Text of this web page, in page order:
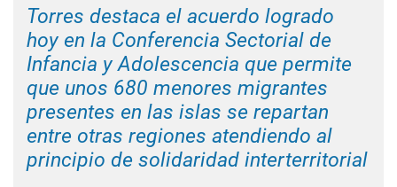
Torres destaca el acuerdo logrado
hoy en la Conferencia Sectorial de
Infancia y Adolescencia que permite
que unos 680 menores migrantes
presentes en las islas se repartan
entre otras regiones atendiendo al
principio de solidaridad interterritorial